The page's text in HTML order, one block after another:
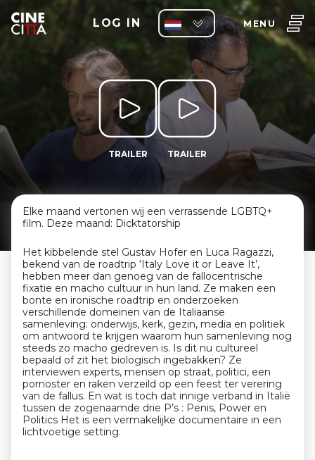
LOG IN MENU
TRAILER TRAILER
Elke maand vertonen wij een verrassende LGBTQ+
film. Deze maand: Dicktatorship
Het kibbelende stel Gustav Hofer en Luca Ragazzi,
bekend van de roadtrip ‘Italy Love it or Leave It’,
hebben meer dan genoeg van de fallocentrische
fixatie en macho cultuur in hun land. Ze maken een
bonte en ironische roadtrip en onderzoeken
verschillende domeinen van de Italiaanse
samenleving: onderwijs, kerk, gezin, media en politiek
om antwoord te krijgen waarom hun samenleving nog
steeds zo macho gedreven is. Is dit nu cultureel
bepaald of zit het biologisch ingebakken? Ze
interviewen experts, mensen op straat, politici, een
pornoster en raken verzeild op een feest ter verering
van de fallus. En wat is toch dat innige verband in Italië
tussen de zogenaamde drie P’s : Penis, Power en
Politics Het is een vermakelijke documentaire in een
lichtvoetige setting.